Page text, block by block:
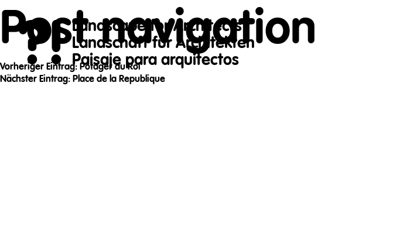
?! Landscape for Architects
Landschaft für Architekten
Paisaje para arquitectos
Post navigation
Vorheriger Eintrag: Potager du Roi
Nächster Eintrag: Place de la Republique